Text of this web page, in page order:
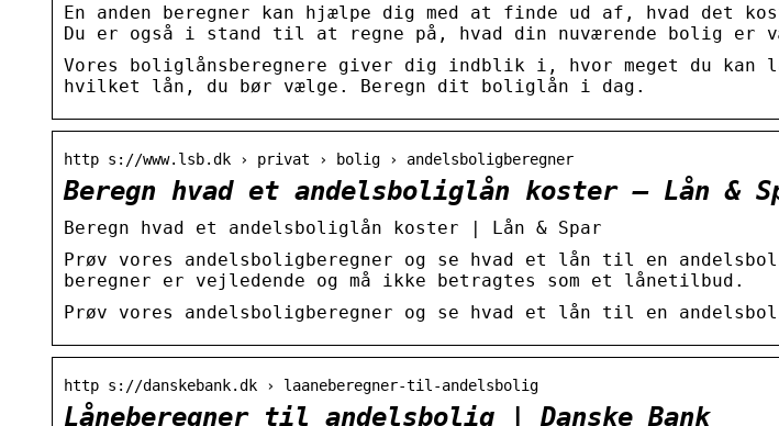
En anden beregner kan hjælpe dig med at finde ud af, hvad det
Du er også i stand til at regne på, hvad din nuværende bolig er
Vores boliglånsberegnere giver dig indblik i, hvor meget du kan
hvilket lån, du bør vælge. Beregn dit boliglån i dag.
http s://www.lsb.dk › privat › bolig › andelsboligberegner
Beregn hvad et andelsboliglån koster – Lån &
Beregn hvad et andelsboliglån koster | Lån & Spar
Prøv vores andelsboligberegner og se hvad et lån til en
beregner er vejledende og må ikke betragtes som et lånetilbud.
Prøv vores andelsboligberegner og se hvad et lån til en
http s://danskebank.dk › laaneberegner-til-andelsbolig
Låneberegner til andelsbolig | Danske Bank